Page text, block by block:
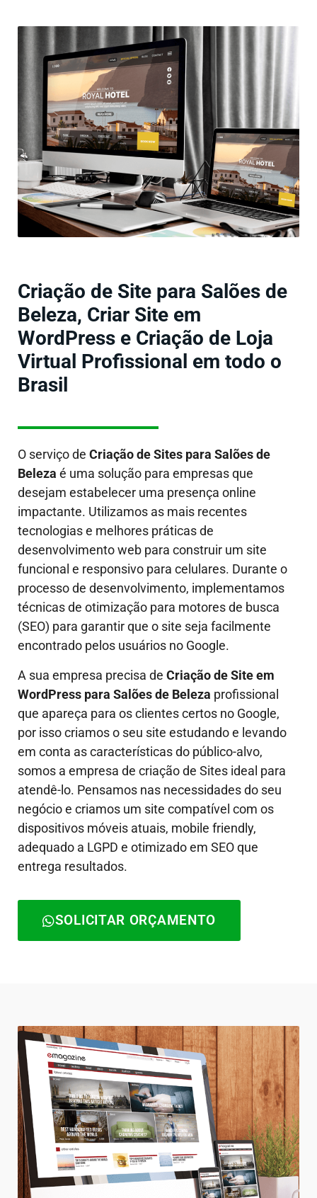
Criação de Site para Salões de
Beleza, Criar Site em
WordPress e Criação de Loja
Virtual Profissional em todo o
Brasil
O serviço de Criação de Sites para Salões de
Beleza é uma solução para empresas que
desejam estabelecer uma presença online
impactante. Utilizamos as mais recentes
tecnologias e melhores práticas de
desenvolvimento web para construir um site
funcional e responsivo para celulares. Durante o
processo de desenvolvimento, implementamos
técnicas de otimização para motores de busca
(SEO) para garantir que o site seja facilmente
encontrado pelos usuários no Google.
A sua empresa precisa de Criação de Site em
WordPress para Salões de Beleza profissional
que apareça para os clientes certos no Google,
por isso criamos o seu site estudando e levando
em conta as características do público-alvo,
somos a empresa de criação de Sites ideal para
atendê-lo. Pensamos nas necessidades do seu
negócio e criamos um site compatível com os
dispositivos móveis atuais, mobile friendly,
adequado a LGPD e otimizado em SEO que
entrega resultados.
SOLICITAR ORÇAMENTO